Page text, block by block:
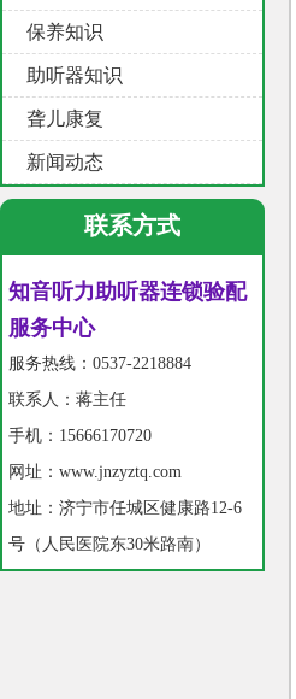
保养知识
助听器知识
聋儿康复
新闻动态
联系方式
知音听力助听器连锁验配
服务中心
服务热线：0537-2218884
联系人：蒋主任
手机：15666170720
网址：www.jnzyztq.com
地址：济宁市任城区健康路12-6
号（人民医院东30米路南）